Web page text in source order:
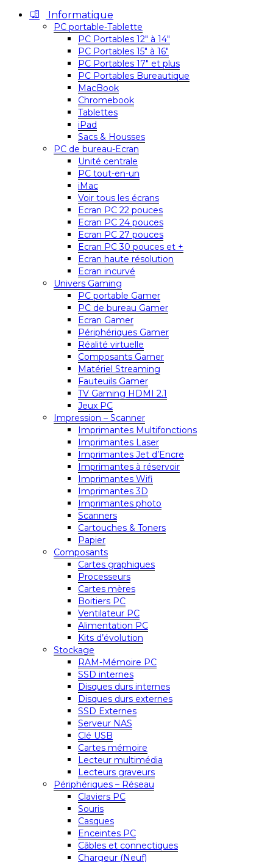
Informatique
PC portable-Tablette
PC Portables 12″ à 14″
PC Portables 15″ à 16″
PC Portables 17″ et plus
PC Portables Bureautique
MacBook
Chromebook
Tablettes
iPad
Sacs & Housses
PC de bureau-Ecran
Unité centrale
PC tout-en-un
iMac
Voir tous les écrans
Ecran PC 22 pouces
Ecran PC 24 pouces
Ecran PC 27 pouces
Ecran PC 30 pouces et +
Ecran haute résolution
Ecran incurvé
Univers Gaming
PC portable Gamer
PC de bureau Gamer
Ecran Gamer
Périphériques Gamer
Réalité virtuelle
Composants Gamer
Matériel Streaming
Fauteuils Gamer
TV Gaming HDMI 2.1
Jeux PC
Impression – Scanner
Imprimantes Multifonctions
Imprimantes Laser
Imprimantes Jet d’Encre
Imprimantes à réservoir
Imprimantes Wifi
Imprimantes 3D
Imprimantes photo
Scanners
Cartouches & Toners
Papier
Composants
Cartes graphiques
Processeurs
Cartes mères
Boitiers PC
Ventilateur PC
Alimentation PC
Kits d’évolution
Stockage
RAM-Mémoire PC
SSD internes
Disques durs internes
Disques durs externes
SSD Externes
Serveur NAS
Clé USB
Cartes mémoire
Lecteur multimédia
Lecteurs graveurs
Périphériques – Réseau
Claviers PC
Souris
Casques
Enceintes PC
Câbles et connectiques
Chargeur (Neuf)